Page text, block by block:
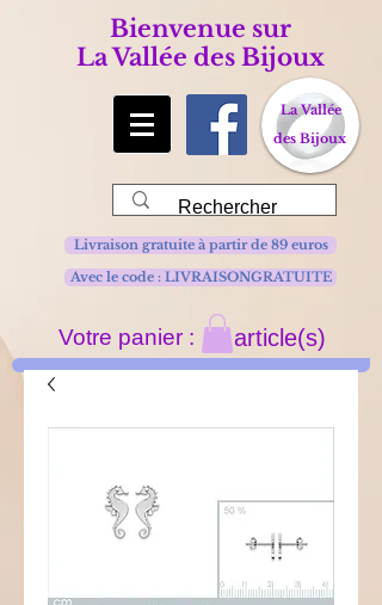
Bienvenue sur
La Vallée des Bijoux
La Vallée
des Bijoux
Avec le code : LIVRAISONGRATUITE
Livraison gratuite à partir de 89 euros
Votre panier : article(s)